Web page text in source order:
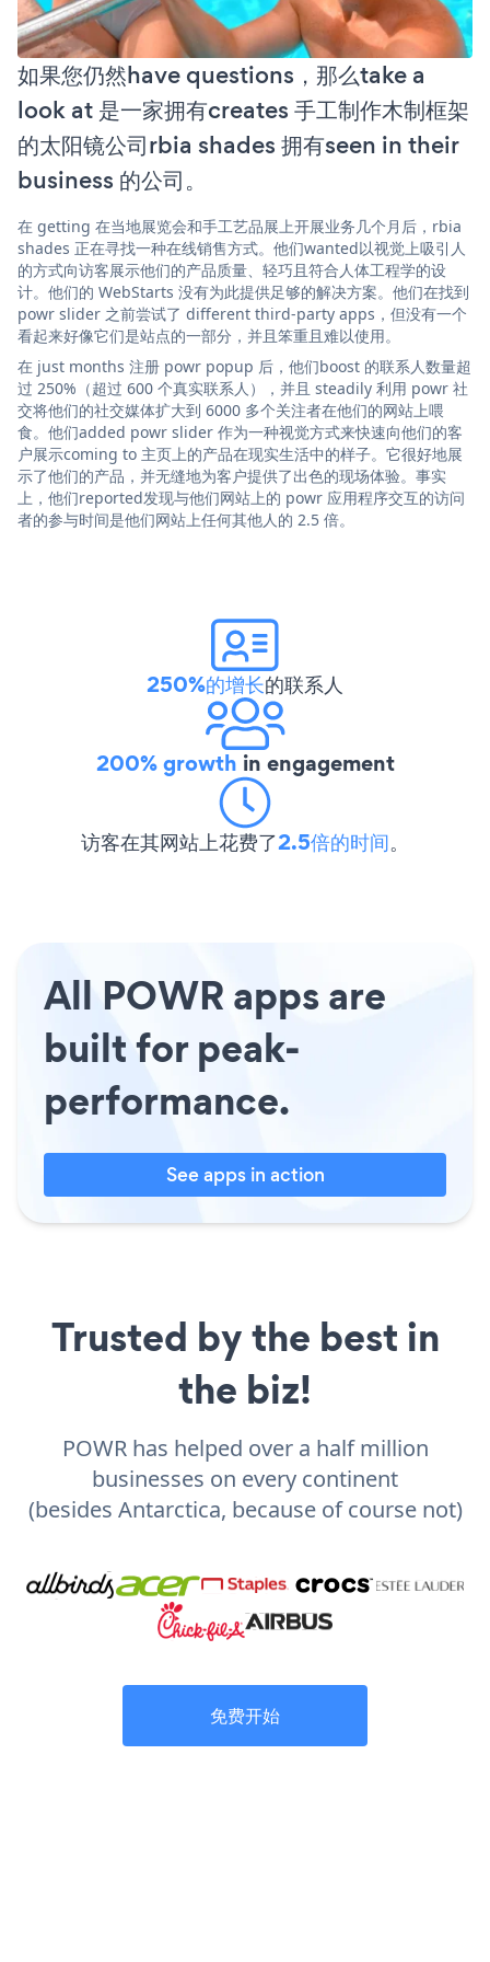
如果您仍然have questions，那么take a
look at 是一家拥有creates 手工制作木制框架
的太阳镜公司rbia shades 拥有seen in their
business 的公司。
在 getting 在当地展览会和手工艺品展上开展业务几个月后，rbia
shades 正在寻找一种在线销售方式。他们wanted以视觉上吸引人
的方式向访客展示他们的产品质量、轻巧且符合人体工程学的设
计。他们的 WebStarts 没有为此提供足够的解决方案。他们在找到
powr slider 之前尝试了 different third-party apps，但没有一个
看起来好像它们是站点的一部分，并且笨重且难以使用。
在 just months 注册 powr popup 后，他们boost 的联系人数量超
过 250%（超过 600 个真实联系人），并且 steadily 利用 powr 社
交将他们的社交媒体扩大到 6000 多个关注者在他们的网站上喂
食。他们added powr slider 作为一种视觉方式来快速向他们的客
户展示coming to 主页上的产品在现实生活中的样子。它很好地展
示了他们的产品，并无缝地为客户提供了出色的现场体验。事实
上，他们reported发现与他们网站上的 powr 应用程序交互的访问
者的参与时间是他们网站上任何其他人的 2.5 倍。
250%的增长的联系人
200% growth in engagement
访客在其网站上花费了2.5倍的时间。
All POWR apps are
built for peak-
performance.
See apps in action
Trusted by the best in
the biz!
POWR has helped over a half million
businesses on every continent
(besides Antarctica, because of course not)
免费开始